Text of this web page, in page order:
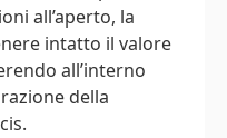
all’aperto, la
intatto il valore
all’interno
della